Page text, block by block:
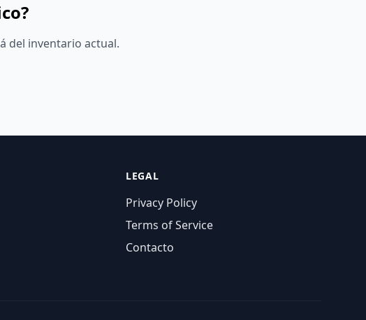
del inventario actual.
LEGAL
Privacy Policy
Terms of Service
Contacto